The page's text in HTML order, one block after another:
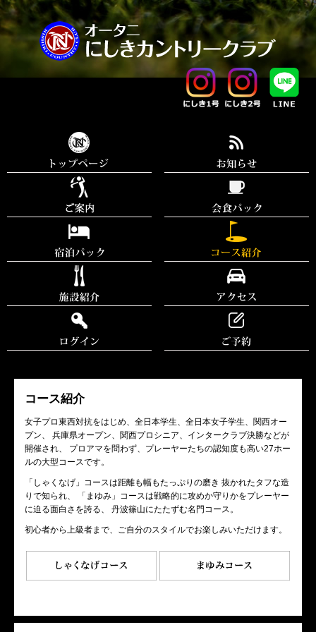
コース紹介
女子プロ東西対抗をはじめ、全日本学生、全日本女子学生、関西オー
プン、 兵庫県オープン、関西プロシニア、インタークラブ決勝などが
開催され、 プロアマを問わず、プレーヤーたちの認知度も高い27ホー
ルの大型コースです。
「しゃくなげ」コースは距離も幅もたっぷりの磨き 抜かれたタフな造
りで知られ、 「まゆみ」コースは戦略的に攻めか守りかをプレーヤー
に迫る面白さを誇る、 丹波篠山にたたずむ名門コース。
初心者から上級者まで、ご自分のスタイルでお楽しみいただけます。